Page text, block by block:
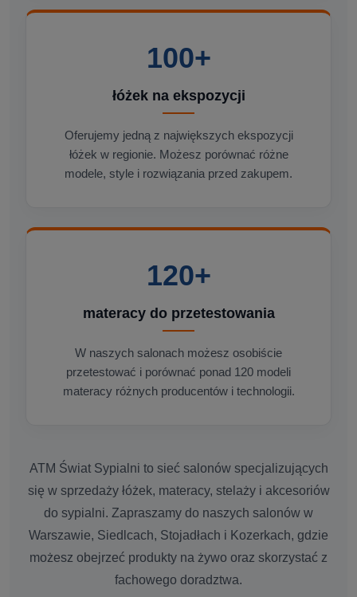
100+
łóżek na ekspozycji
Oferujemy jedną z największych ekspozycji
łóżek w regionie. Możesz porównać różne
modele, style i rozwiązania przed zakupem.
120+
materacy do przetestowania
W naszych salonach możesz osobiście
przetestować i porównać ponad 120 modeli
materacy różnych producentów i technologii.
ATM Świat Sypialni to sieć salonów specjalizujących
się w sprzedaży łóżek, materacy, stelaży i akcesoriów
do sypialni. Zapraszamy do naszych salonów w
Warszawie, Siedlcach, Stojadłach i Kozerkach, gdzie
możesz obejrzeć produkty na żywo oraz skorzystać z
fachowego doradztwa.